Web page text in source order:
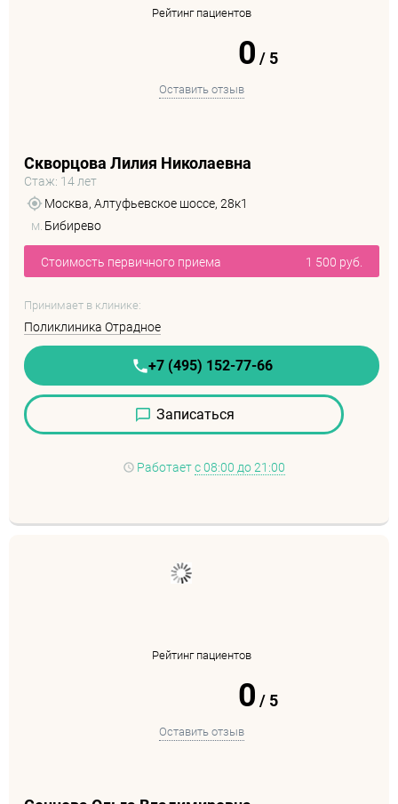
Рейтинг пациентов
0 /5
Оставить отзыв
Скворцова Лилия Николаевна
Стаж: 14 лет
Москва, Алтуфьевское шоссе, 28к1
м. Бибирево
Стоимость первичного приема 1 500 руб.
Принимает в клинике:
Поликлиника Отрадное
+7 (495) 152-77-66
Записаться
Работает с 08:00 до 21:00
Рейтинг пациентов
0 /5
Оставить отзыв